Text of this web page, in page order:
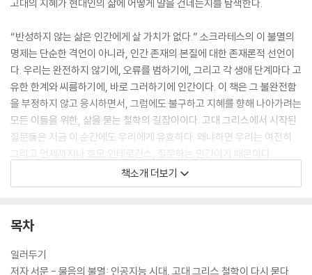
고대의 지혜가 현대인의 삶에 어떻게 말을 건네는지를 탐색한다.
“반성하지 않는 삶은 인간에게 살 가치가 없다.” 소크라테스의 이 불멸의
명제는 단순한 격언이 아니라, 인간 존재의 본질에 대한 존재론적 선언이
다. 우리는 완전하지 않기에, 오류를 범하기에, 그리고 각 생애 단계마다 고
유한 한계와 씨름하기에, 바로 그러하기에 인간이다. 이 책은 그 불완전함
을 부정하지 않고 응시하면서, 그럼에도 불구하고 지혜를 향해 나아가려는
모든 이들을 위한, 삶을 묻는 철학의 길잡이이다. 고대 그리스에서 시작된
질문들은 지금 이 순간에도 우리에게 유효하다. 왜냐하면 우리는 여전히
그리고 언제까지나 호모 인테로간스, 질문하는 인간이기 때문이다.
경이로움에서 싹튼 의문을 일깨운다는 것, 그리고 그것을 견딘다는 것, 그
되살려낸다. 축적된 학문적 성찰의 물줄기를 한데 모아 사유의 깊이와 외
고양이라는 근원적 과업에 응답하려는 모든 이들에게 신뢰할 수 있는 이정
표가 되어줄 것이다. 삶의 의미를 묻는 모든 독자에게 이 책을 권한다.
책소개 더보기
목차
일러두기
저자 서문 - 물음의 불멸: 인공지능 시대, 고대 그리스 철학이 다시 묻다